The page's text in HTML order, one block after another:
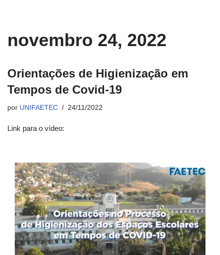
novembro 24, 2022
Orientações de Higienização em
Tempos de Covid-19
por UNIFAETEC 24/11/2022
Link para o vídeo: